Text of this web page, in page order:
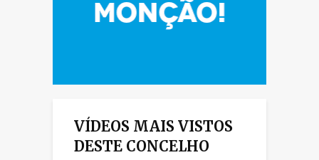
VÍDEOS MAIS VISTOS
DESTE CONCELHO